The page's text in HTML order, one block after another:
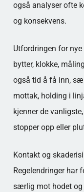
også analyser ofte
og konsekvens.
Utfordringen for
bytter, klokke,
også tid å få inn,
mottak, holding i
kjenner de
stopper opp eller
Kontakt og
Regelendringer har
særlig mot hodet og